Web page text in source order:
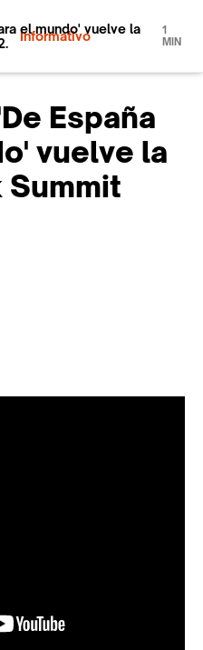
Informativo
el mundo' vuelve la
1
MIN
España
vuelve la
Summit